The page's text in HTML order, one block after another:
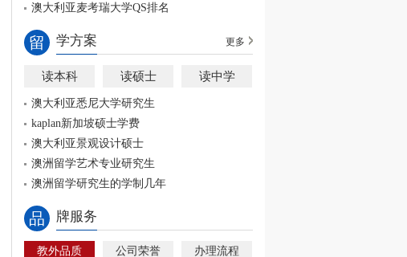
澳大利亚麦考瑞大学QS排名
留 学方案 更多
读本科 读硕士 读中学
澳大利亚悉尼大学研究生
kaplan新加坡硕士学费
澳大利亚景观设计硕士
澳洲留学艺术专业研究生
澳洲留学研究生的学制几年
品 牌服务
教外品质 公司荣誉 办理流程